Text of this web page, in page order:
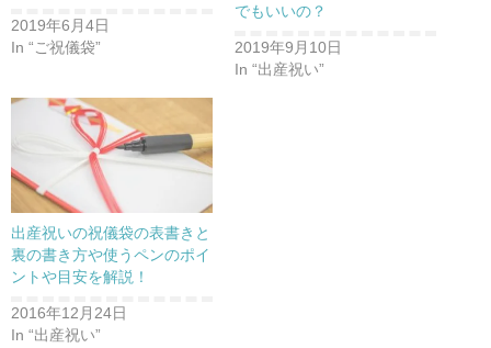
2019年6月4日
In “ご祝儀袋”
でもいいの？
2019年9月10日
In “出産祝い”
出産祝いの祝儀袋の表書きと
裏の書き方や使うペンのポイ
ントや目安を解説！
2016年12月24日
In “出産祝い”